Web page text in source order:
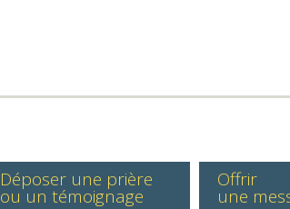
Déposer une prière
ou un témoignage
Offrir
une